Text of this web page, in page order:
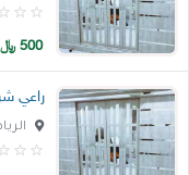
خدمات
المدونة
إتصل بنا
500 ﷼
راعي